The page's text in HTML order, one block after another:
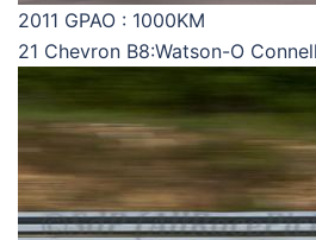
2011 GPAO : 1000KM
21 Chevron B8:Watson-O Connell